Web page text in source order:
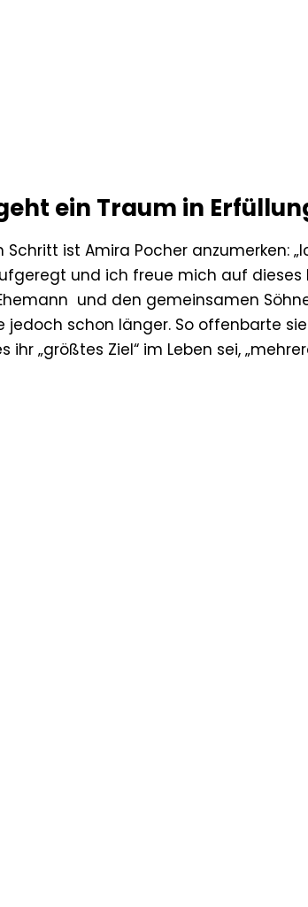
ein Traum in
ist Amira Pocher anzumerken:
und ich freue mich auf dieses
und den gemeinsamen
schon länger. So offenbarte
ihr „größtes Ziel“ im Leben sei,